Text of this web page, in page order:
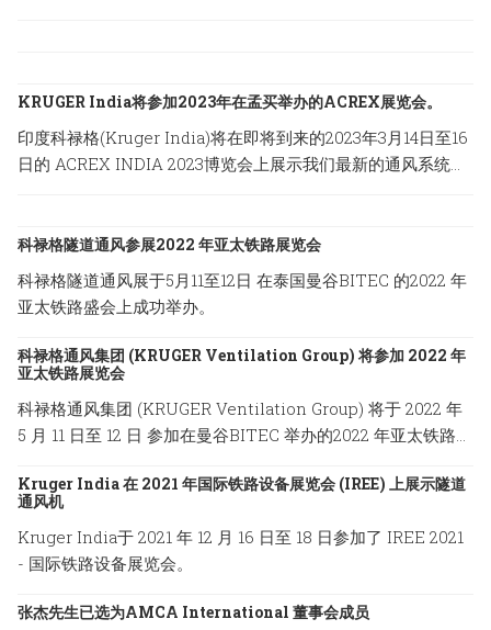
KRUGER India将参加2023年在孟买举办的ACREX展览会。
印度科禄格(Kruger India)将在即将到来的2023年3月14日至16
日的 ACREX INDIA 2023博览会上展示我们最新的通风系统方
科禄格隧道通风参展2022 年亚太铁路展览会
科禄格隧道通风展于5月11至12日 在泰国曼谷BITEC 的2022 年
亚太铁路盛会上成功举办。
科禄格通风集团 (KRUGER Ventilation Group) 将参加 2022 年
亚太铁路展览会
科禄格通风集团 (KRUGER Ventilation Group) 将于 2022 年
5 月 11 日至 12 日 参加在曼谷BITEC 举办的2022 年亚太铁路展
Kruger India 在 2021 年国际铁路设备展览会 (IREE) 上展示隧道
通风机
Kruger India于 2021 年 12 月 16 日至 18 日参加了 IREE 2021
- 国际铁路设备展览会。
张杰先生已选为AMCA International 董事会成员